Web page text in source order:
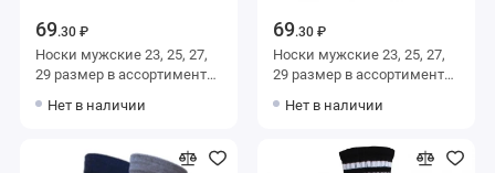
69.30 ₽
Носки мужские 23, 25, 27,
29 размер в ассортименте
Нет в наличии
69.30 ₽
Носки мужские 23, 25, 27,
29 размер в ассортименте
Нет в наличии